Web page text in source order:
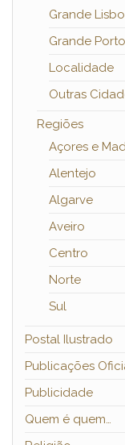
Grande
Grande Porto
Localidade
Outras
Regiões
Açores e
Alentejo
Algarve
Aveiro
Centro
Norte
Sul
Postal Ilustrado
Publicações
Publicidade
Quem é quem…